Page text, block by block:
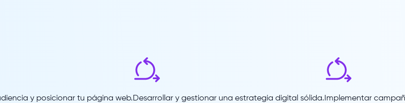
y posicionar tu página web.Desarrollar y gestionar una estrategia digital sólida. Implementar